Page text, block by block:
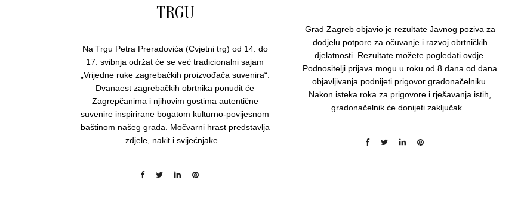
TRGU
Na Trgu Petra Preradovića (Cvjetni trg) od 14. do
17. svibnja održat će se već tradicionalni sajam
„Vrijedne ruke zagrebačkih proizvođača suvenira“.
Dvanaest zagrebačkih obrtnika ponudit će
Zagrepčanima i njihovim gostima autentične
suvenire inspirirane bogatom kulturno-povijesnom
baštinom našeg grada. Močvarni hrast predstavlja
zdjele, nakit i svijećnjake...
Grad Zagreb objavio je rezultate Javnog poziva za
dodjelu potpore za očuvanje i razvoj obrtničkih
djelatnosti. Rezultate možete pogledati ovdje.
Podnositelji prijava mogu u roku od 8 dana od dana
objavljivanja podnijeti prigovor gradonačelniku.
Nakon isteka roka za prigovore i rješavanja istih,
gradonačelnik će donijeti zaključak...